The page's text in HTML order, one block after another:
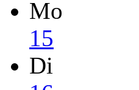
Mo
15
Di